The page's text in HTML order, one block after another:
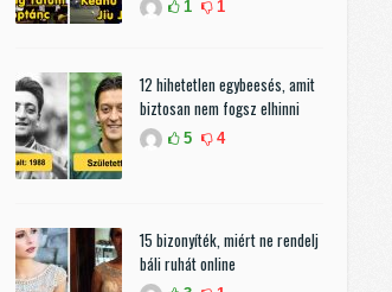
1 1
12 hihetetlen egybeesés, amit
biztosan nem fogsz elhinni
5 4
15 bizonyíték, miért ne rendelj
báli ruhát online